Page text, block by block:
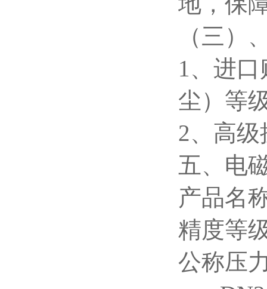
（三）
1、进
尘）等
2、高
五、电
产品名
精度等
公称压